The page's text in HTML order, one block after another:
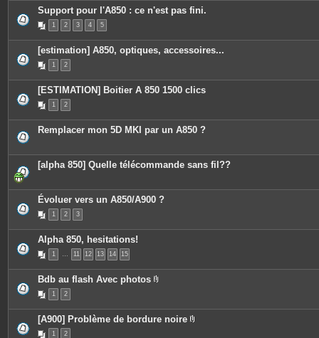
Support pour l'A850 : ce n'est pas fini.
1 2 3 4 5
[estimation] A850, optiques, accessoires...
1 2
[ESTIMATION] Boitier A 850 1500 clics
1 2
Remplacer mon 5D MKI par un A850 ?
[alpha 850] Quelle télécommande sans fil??
Évoluer vers un A850/A900 ?
1 2 3
Alpha 850, hesitations!
1 … 11 12 13 14 15
Bdb au flash Avec photos
c
e
1 2
[A900] Problème de bordure noire
1 2